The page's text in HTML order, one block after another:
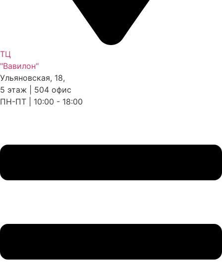
ТЦ
"Вавилон"
Ульяновская, 18,
5 этаж | 504 офис
ПН-ПТ | 10:00 - 18:00